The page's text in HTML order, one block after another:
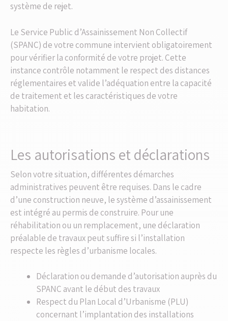
système de rejet.
Le Service Public d’Assainissement Non Collectif
(SPANC) de votre commune intervient obligatoirement
pour vérifier la conformité de votre projet. Cette
instance contrôle notamment le respect des distances
réglementaires et valide l’adéquation entre la capacité
de traitement et les caractéristiques de votre
habitation.
Les autorisations et déclarations
Selon votre situation, différentes démarches
administratives peuvent être requises. Dans le cadre
d’une construction neuve, le système d’assainissement
est intégré au permis de construire. Pour une
réhabilitation ou un remplacement, une déclaration
préalable de travaux peut suffire si l’installation
respecte les règles d’urbanisme locales.
Déclaration ou demande d’autorisation auprès du
SPANC avant le début des travaux
Respect du Plan Local d’Urbanisme (PLU)
concernant l’implantation des installations